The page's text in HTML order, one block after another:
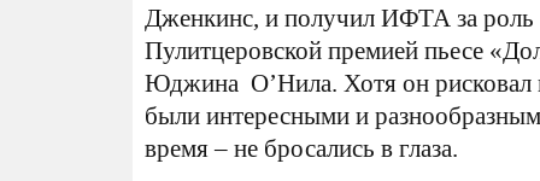
Дженкинс, и получил ИФТА за роль
Пулитцеровской премией пьесе
Юджина O’Нила. Хотя он рисковал
были интересными и
время – не бросались в глаза.